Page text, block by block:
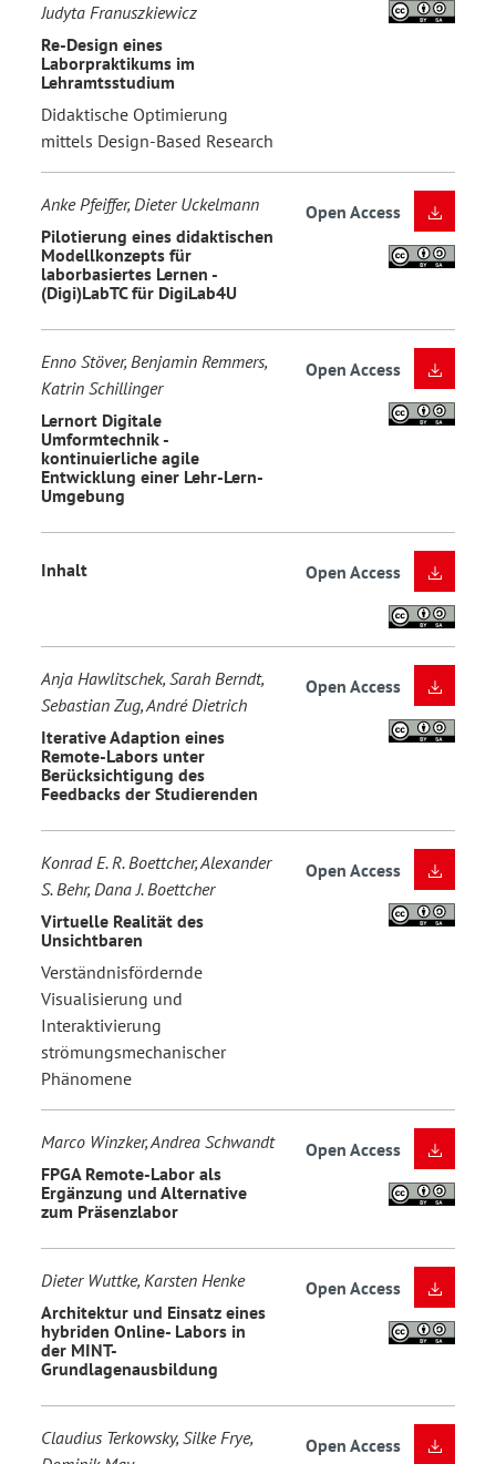
Judyta Franuszkiewicz
Re-Design eines
Laborpraktikums im
Lehramtsstudium
Didaktische Optimierung
mittels Design-Based Research
Anke Pfeiffer, Dieter Uckelmann
Pilotierung eines didaktischen
Modellkonzepts für
laborbasiertes Lernen -
(Digi)LabTC für DigiLab4U
Open Access
Enno Stöver, Benjamin Remmers,
Katrin Schillinger
Lernort Digitale
Umformtechnik -
kontinuierliche agile
Entwicklung einer Lehr-Lern-
Umgebung
Open Access
Inhalt Open Access
Anja Hawlitschek, Sarah Berndt,
Sebastian Zug, André Dietrich
Iterative Adaption eines
Remote-Labors unter
Berücksichtigung des
Feedbacks der Studierenden
Open Access
Konrad E. R. Boettcher, Alexander
S. Behr, Dana J. Boettcher
Virtuelle Realität des
Unsichtbaren
Verständnisfördernde
Visualisierung und
Interaktivierung
strömungsmechanischer
Phänomene
Open Access
Marco Winzker, Andrea Schwandt
FPGA Remote-Labor als
Ergänzung und Alternative
zum Präsenzlabor
Open Access
Dieter Wuttke, Karsten Henke
Architektur und Einsatz eines
hybriden Online- Labors in
der MINT-
Grundlagenausbildung
Open Access
Claudius Terkowsky, Silke Frye,
Open Access